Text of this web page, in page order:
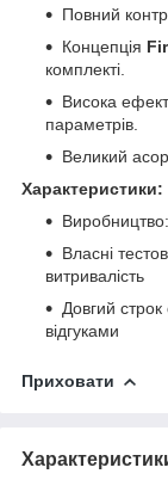
Повний
Концепція
комплекті.
Висока
параметрів.
Великий
Характеристики:
Власні
витривалість
Довгий
відгуками
Приховати